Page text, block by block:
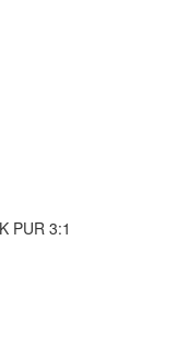
PUR 3:1